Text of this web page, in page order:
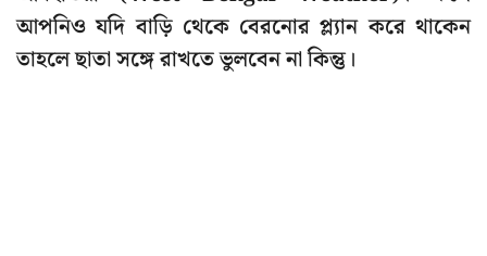
আপনিও যদি বাড়ি থেকে বেরনোর প্ল্যান করে থাকেন
তাহলে ছাতা সঙ্গে রাখতে ভুলবেন না কিন্তু।